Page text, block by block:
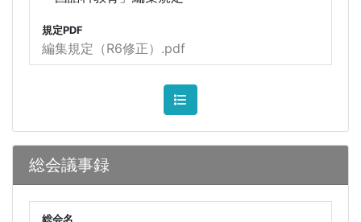
規定PDF
編集規定（R6修正）.pdf
総会議事録
総会名